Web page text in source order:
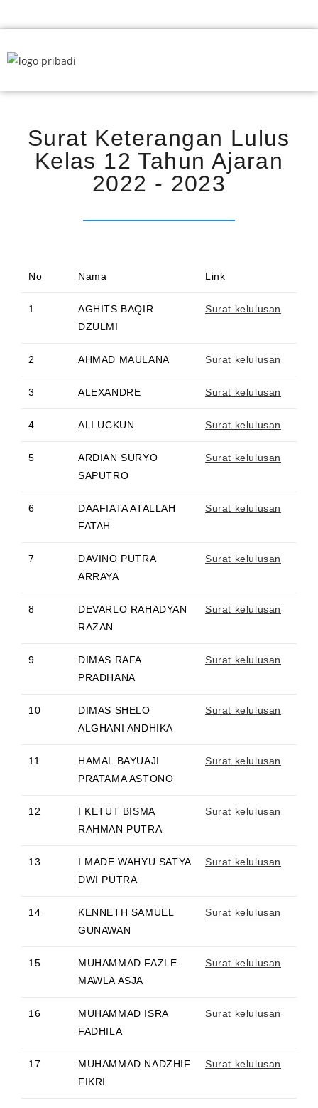
Surat Keterangan Lulus
Kelas 12 Tahun Ajaran
2022 - 2023
No Nama Link
1
AGHITS BAQIR
DZULMI
Surat kelulusan
2 AHMAD MAULANA Surat kelulusan
3 ALEXANDRE Surat kelulusan
4 ALI UCKUN Surat kelulusan
5
ARDIAN SURYO
SAPUTRO
Surat kelulusan
6
DAAFIATA ATALLAH
FATAH
Surat kelulusan
7
DAVINO PUTRA
ARRAYA
Surat kelulusan
8
DEVARLO RAHADYAN
RAZAN
Surat kelulusan
9
DIMAS RAFA
PRADHANA
Surat kelulusan
10
DIMAS SHELO
ALGHANI ANDHIKA
Surat kelulusan
11
HAMAL BAYUAJI
PRATAMA ASTONO
Surat kelulusan
12
I KETUT BISMA
RAHMAN PUTRA
Surat kelulusan
13
I MADE WAHYU SATYA
DWI PUTRA
Surat kelulusan
14
KENNETH SAMUEL
GUNAWAN
Surat kelulusan
15
MUHAMMAD FAZLE
MAWLA ASJA
Surat kelulusan
16
MUHAMMAD ISRA
FADHILA
Surat kelulusan
17
MUHAMMAD NADZHIF
FIKRI
Surat kelulusan